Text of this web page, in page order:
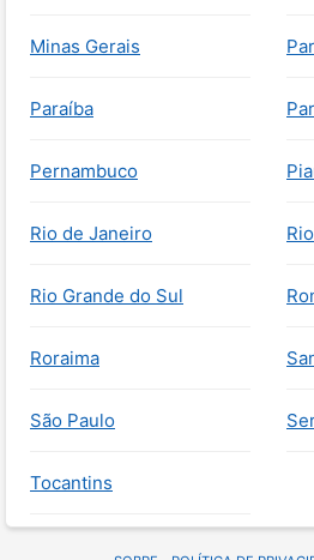
Minas Gerais
Paraíba
Pernambuco
Rio de Janeiro
Rio Grande do Sul
Roraima
São Paulo
Tocantins